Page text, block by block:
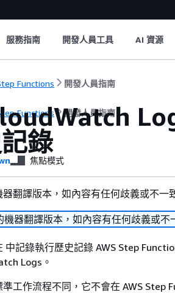
服務指南 開發人員工具 AI 資源
Functions 開發人員指南
Functions 開發人員指南
錄
焦點模式
翻譯版本，如內容有任何歧義或不一
機器翻譯版本，如內容有任何歧義或不
中記錄執行歷史記錄 AWS Step
Logs。
工作流程不同，它不會在 AWS Step